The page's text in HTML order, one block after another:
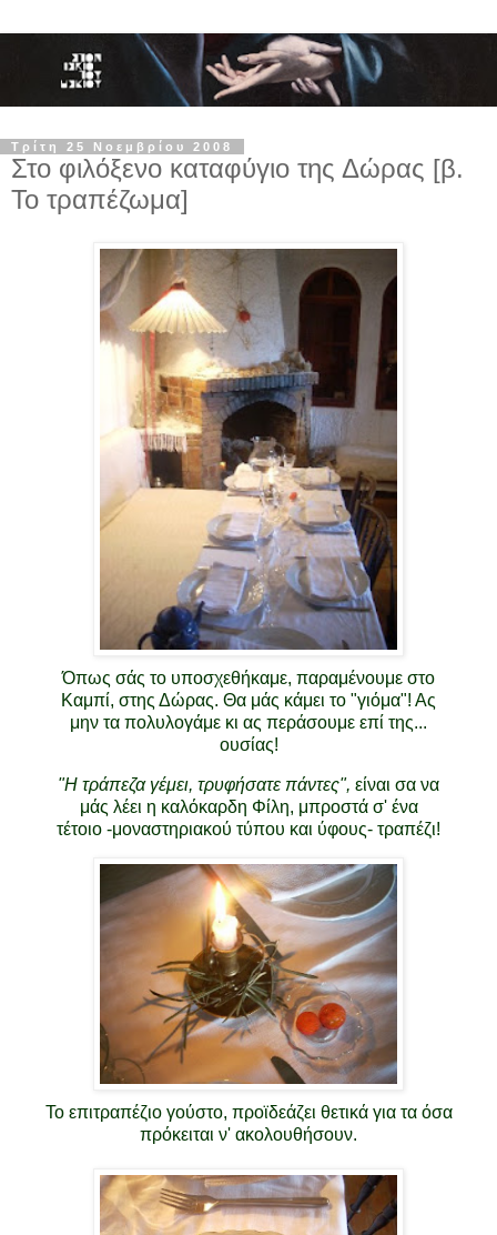
Τρίτη 25 Νοεμβρίου 2008
Στο φιλόξενο καταφύγιο της Δώρας [β.
Το τραπέζωμα]
Όπως σάς το υποσχεθήκαμε, παραμένουμε στο
Καμπί, στης Δώρας. Θα μάς κάμει το "γιόμα"! Ας
μην τα πολυλογάμε κι ας περάσουμε επί της...
ουσίας!
"Η τράπεζα γέμει, τρυφήσατε πάντες", είναι σα να
μάς λέει η καλόκαρδη Φίλη, μπροστά σ' ένα
τέτοιο -μοναστηριακού τύπου και ύφους- τραπέζι!
Το επιτραπέζιο γούστο, προϊδεάζει θετικά για τα όσα
πρόκειται ν' ακολουθήσουν.